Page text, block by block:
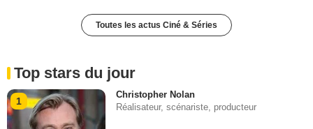
Toutes les actus Ciné & Séries
Top stars du jour
1
Christopher Nolan
Réalisateur, scénariste, producteur